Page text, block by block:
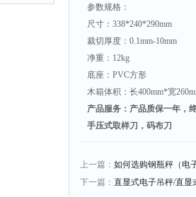
参数规格：
尺寸：338*240*290mm
裁切厚度：0.1mm-10mm
净重：12kg
底座：PVC方形
木箱体积：长400mm*宽
产品服务：产品质保一年，
手压式取样刀，码布刀
上一篇： 如何选购钢瓶秤（电
下一篇： 直显式电子吊秤/直显